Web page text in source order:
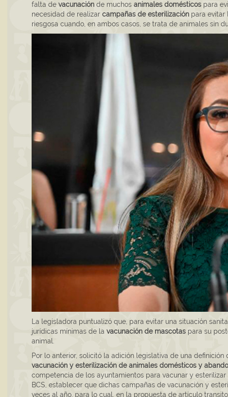
falta de vacunación de muchos animales domésticos para
necesidad de realizar campañas de esterilización para evitar
riesgosa cuando, en ambos casos, se trata de animales sin
La legisladora puntualizó que, para evitar una situación
jurídicas mínimas de la vacunación de mascotas para su
animal.
Por lo anterior, solicitó la adición legislativa de una definición
vacunación y esterilización de animales domésticos y
competencia de los ayuntamientos para vacunar y
BCS, establecer que dichas campañas de vacunación y
veces al año, para lo cual, en la propuesta de artículo